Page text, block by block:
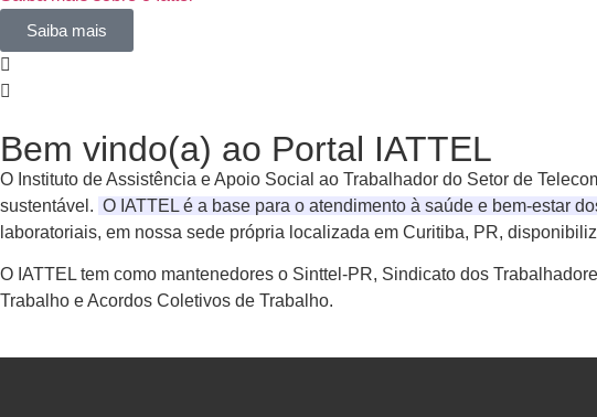
Saiba mais
Bem vindo(a) ao Portal IATTEL
O Instituto de Assistência e Apoio Social ao Trabalhador do Setor de
sustentável. O IATTEL é a base para o atendimento à saúde e bem-estar
laboratoriais, em nossa sede própria localizada em Curitiba, PR,
O IATTEL tem como mantenedores o Sinttel-PR, Sindicato dos
Trabalho e Acordos Coletivos de Trabalho.